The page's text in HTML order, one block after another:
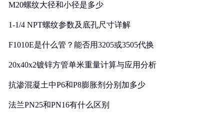
M20螺纹大径和小径是多少
1-1/4 NPT螺纹参数及底孔尺寸详解
F1010E是什么管？能否用3205或3505代换
20x40x2镀锌方管单米重量计算与应用分析
抗渗混凝土中P6和P8膨胀剂分别加多少
法兰PN25和PN16有什么区别